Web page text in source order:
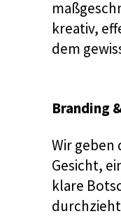
kreativ,
dem
Branding
Wir geben
Gesicht,
klare